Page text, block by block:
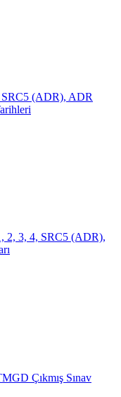
(ADR), ADR
2, 3, 4, SRC5 (ADR),
Çıkmış Sınav